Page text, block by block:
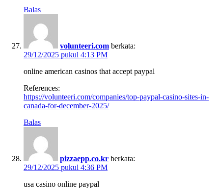
Balas
volunteeri.com berkata:
29/12/2025 pukul 4:13 PM
online american casinos that accept paypal
References:
https://volunteeri.com/companies/top-paypal-casino-sites-in-
canada-for-december-2025/
Balas
pizzaepp.co.kr berkata:
29/12/2025 pukul 4:36 PM
usa casino online paypal